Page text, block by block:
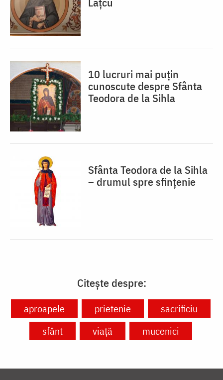
10 lucruri mai puțin
cunoscute despre Sfânta
Teodora de la Sihla
Sfânta Teodora de la Sihla
– drumul spre sfințenie
Citește despre:
aproapele prietenie
sacrificiu
sfânt
viață mucenici